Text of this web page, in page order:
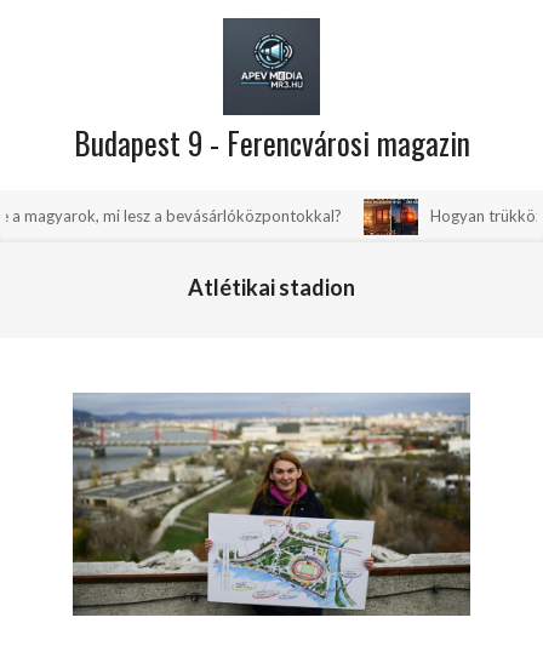
Budapest 9 - Ferencvárosi magazin
Navigation
mi lesz a bevásárlóközpontokkal? Hogyan trükközhetsz,
Atlétikai stadion